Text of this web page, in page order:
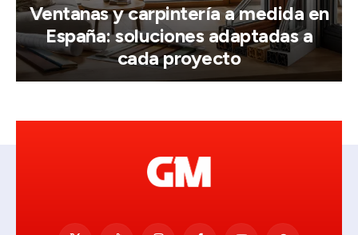
Ventanas y carpintería a medida en
España: soluciones adaptadas a
cada proyecto